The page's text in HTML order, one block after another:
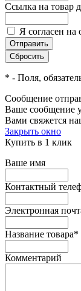
Ссылка на товар
Я согласен на
* - Поля,
Сообщение
Ваше сообщение
Вами свяжется
Закрыть окно
Купить в 1 клик
Ваше имя
Контактный
Электронная
Название товара*
Комментарий